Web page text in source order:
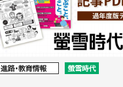
進路・教育情報 螢雪時代